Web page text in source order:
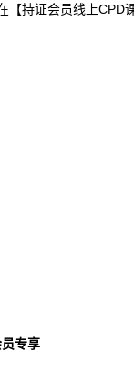
【持证会员线上CPD
专享